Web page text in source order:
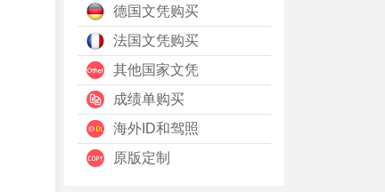
德国文凭购买
法国文凭购买
其他国家文凭
成绩单购买
海外ID和驾照
原版定制